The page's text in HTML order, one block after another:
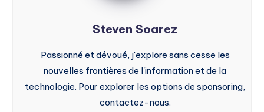
Steven Soarez
Passionné et dévoué, j'explore sans cesse les
nouvelles frontières de l'information et de la
technologie. Pour explorer les options de sponsoring,
contactez-nous.